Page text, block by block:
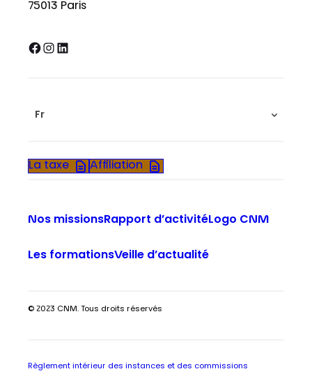
75013 Paris
Facebook InstagramLinkedIn
Fr
La taxe Affiliation
Nos missionsRapport d’activitéLogo CNM
Les formationsVeille d’actualité
© 2023 CNM. Tous droits réservés
Règlement intérieur des instances et des commissions